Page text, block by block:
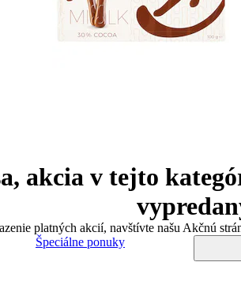
akcia v tejto
platných akcií, navštívte našu Akčnú
Špeciálne ponuky